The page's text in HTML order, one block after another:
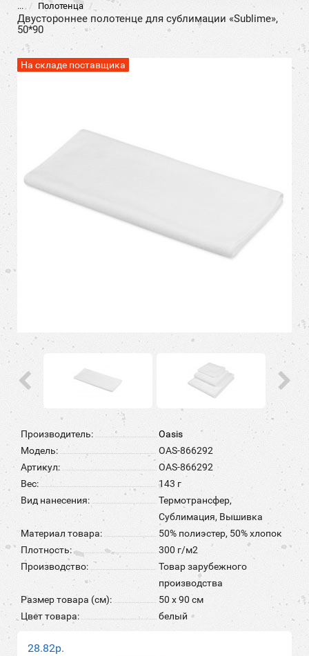
... Полотенца
Двустороннее полотенце для сублимации «Sublime»,
50*90
На складе поставщика
Производитель:
Oasis
Модель:
OAS-866292
Артикул:
OAS-866292
Вес:
143 г
Вид нанесения:
Термотрансфер,
Сублимация, Вышивка
Материал товара:
50% полиэстер, 50% хлопок
Плотность:
300 г/м2
Производство:
Товар зарубежного
производства
Размер товара (см):
50 х 90 см
Цвет товара:
белый
28.82р.